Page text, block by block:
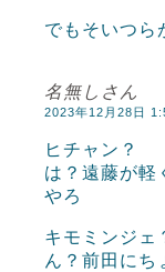
でもそいつら
名無しさん
2023年12月28日
ヒチャン？
は？遠藤が軽
やろ
キモミンジェ
ん？前田にち